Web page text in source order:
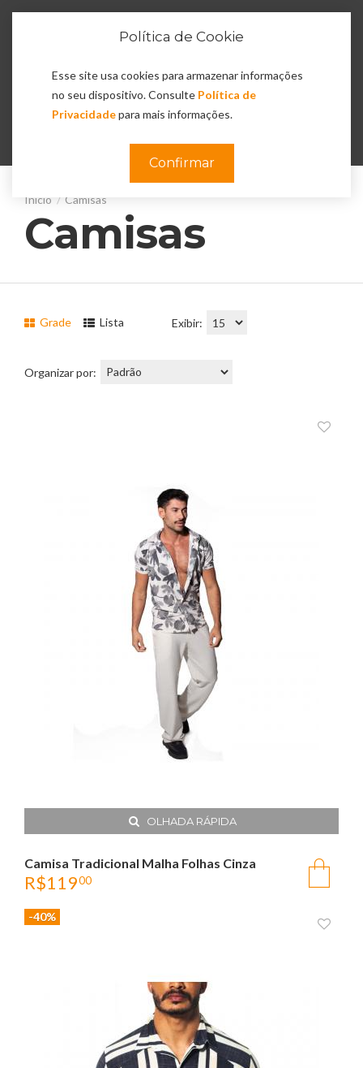
Política de Cookie
Esse site usa cookies para armazenar informações
no seu dispositivo. Consulte Política de
Privacidadepara mais informações.
Confirmar
0
Camisas
Camisas
Grade Lista Exibir:
Organizar por:
OLHADA RÁPIDA
Camisa Tradicional Malha Folhas Cinza
R$11900
-40%